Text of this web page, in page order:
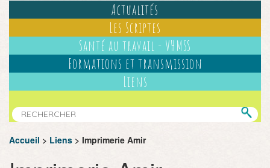
Actualités
Les Scriptes
Santé au travail - VHMSS
Formations et transmission
Liens
Accueil > Liens > Imprimerie Amir